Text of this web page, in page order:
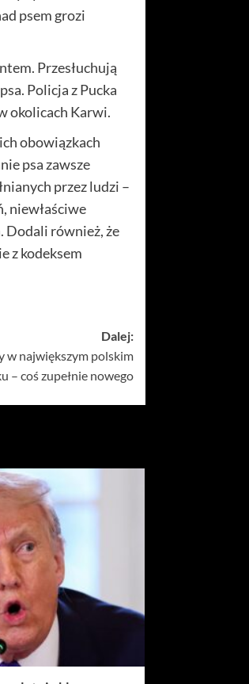
psem grozi
Przesłuchują
Policja z Pucka
okolicach Karwi.
obowiązkach
psa zawsze
przez ludzi –
niewłaściwe
Dodali również, że
z kodeksem
Dalej:
w największym polskim
– coś zupełnie nowego